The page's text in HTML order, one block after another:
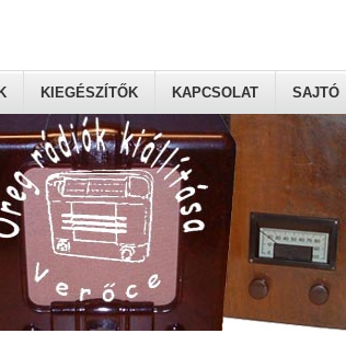
KIEGÉSZÍTŐK KAPCSOLAT SAJTÓ